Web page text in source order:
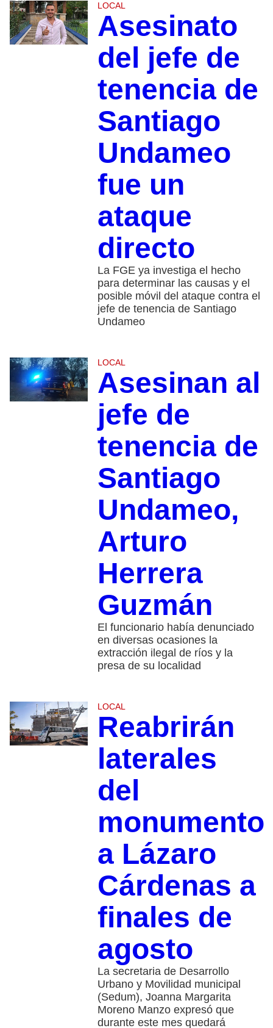
LOCAL
Asesinato
del jefe de
tenencia de
Santiago
Undameo
fue un
ataque
directo
La FGE ya investiga el hecho
para determinar las causas y el
posible móvil del ataque contra el
jefe de tenencia de Santiago
Undameo
LOCAL
Asesinan al
jefe de
tenencia de
Santiago
Undameo,
Arturo
Herrera
Guzmán
El funcionario había denunciado
en diversas ocasiones la
extracción ilegal de ríos y la
presa de su localidad
LOCAL
Reabrirán
laterales
del
monumento
a Lázaro
Cárdenas a
finales de
agosto
La secretaria de Desarrollo
Urbano y Movilidad municipal
(Sedum), Joanna Margarita
Moreno Manzo expresó que
durante este mes quedará